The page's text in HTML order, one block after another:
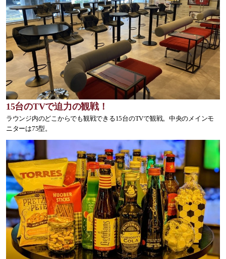
15台のTVで迫力の観戦！
ラウンジ内のどこからでも観戦できる15台のTVで観戦。中央のメインモ
ニターは75型。